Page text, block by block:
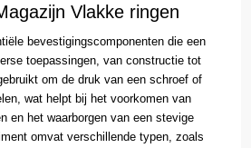
Vlakke ringen
bevestigingscomponenten die een
toepassingen, van constructie tot
om de druk van een schroef of
wat helpt bij het voorkomen van
en het waarborgen van een stevige
omvat verschillende typen, zoals